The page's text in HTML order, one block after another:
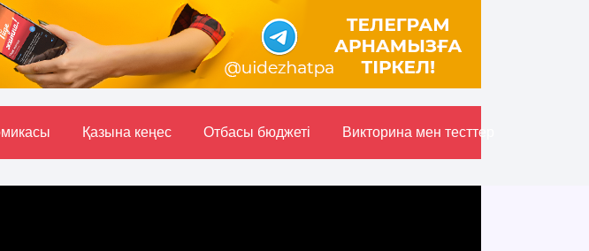
Қазына кеңес Отбасы бюджетi Викторина мен тесттер